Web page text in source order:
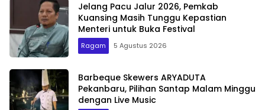
Jelang Pacu Jalur 2026, Pemkab
Kuansing Masih Tunggu Kepastian
Menteri untuk Buka Festival
Ragam 5 Agustus 2026
Barbeque Skewers ARYADUTA
Pekanbaru, Pilihan Santap Malam Minggu
dengan Live Music